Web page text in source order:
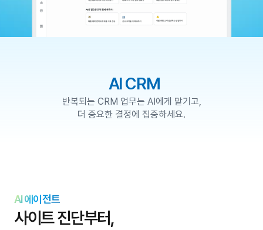
AI CRM
반복되는 CRM 업무는 AI에게 맡기고,
더 중요한 결정에 집중하세요.
AI 에이전트
사이트 진단부터,